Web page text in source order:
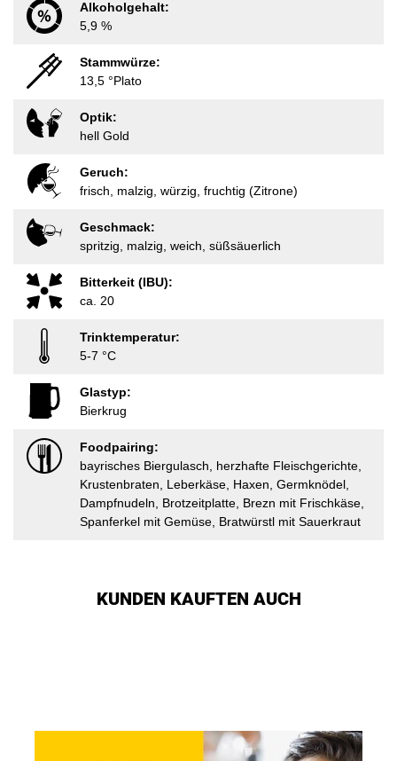
Alkoholgehalt:
5,9 %
Stammwürze:
13,5 °Plato
Optik:
hell Gold
Geruch:
frisch, malzig, würzig, fruchtig (Zitrone)
Geschmack:
spritzig, malzig, weich, süßsäuerlich
Bitterkeit (IBU):
ca. 20
Trinktemperatur:
5-7 °C
Glastyp:
Bierkrug
Foodpairing:
bayrisches Biergulasch, herzhafte Fleischgerichte,
Krustenbraten, Leberkäse, Haxen, Germknödel,
Dampfnudeln, Brotzeitplatte, Brezn mit Frischkäse,
Spanferkel mit Gemüse, Bratwürstl mit Sauerkraut
KUNDEN KAUFTEN AUCH